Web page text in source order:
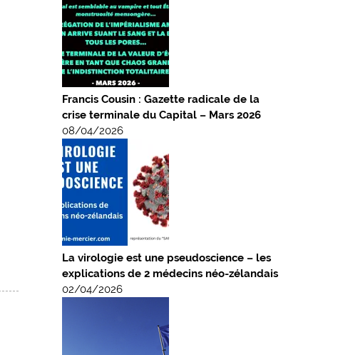
Francis Cousin : Gazette radicale de la
crise terminale du Capital – Mars 2026
08/04/2026
La virologie est une pseudoscience – les
explications de 2 médecins néo-zélandais
02/04/2026